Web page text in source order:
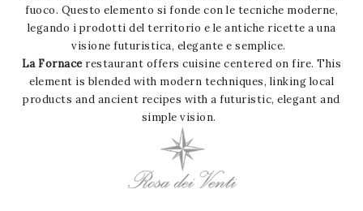
fuoco. Questo elemento si fonde con le tecniche moderne,
legando i prodotti del territorio e le antiche ricette a una
visione futuristica, elegante e semplice.
La Fornacerestaurant offers cuisine centered on fire. This
element is blended with modern techniques, linking local
products and ancient recipes with a futuristic, elegant and
simple vision.